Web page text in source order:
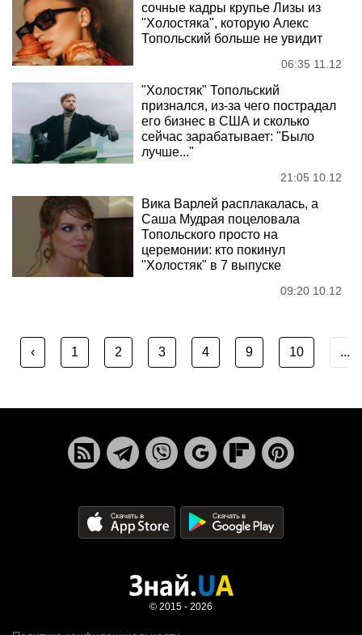
сочные кадры крупье Лизы из
"Холостяка", которую Алекс
Топольский больше не увидит
06:35 11.12
"Холостяк" Топольский
признался, из-за чего пострадал
его бизнес в США и сколько
сейчас зарабатывает: "Было
лучше..."
21:05 10.12
Вика Варлей расплакалась, а
Саша Мудрая поцеловала
Топольского просто на
церемонии: кто покинул
"Холостяк" в 7 выпуске
09:20 10.12
‹ 1 2 3 4 9 10 ...
© 2015 - 2026